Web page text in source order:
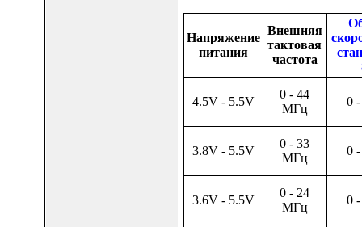
Напряжение
питания
Внешняя
тактовая
частота
4.5V - 5.5V
0 - 44
МГц
0
3.8V - 5.5V
0 - 33
МГц
0
3.6V - 5.5V
0 - 24
МГц
0